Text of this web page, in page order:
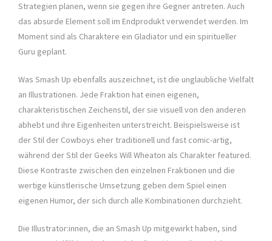
Strategien planen, wenn sie gegen ihre Gegner antreten. Auch
das absurde Element soll im Endprodukt verwendet werden. Im
Moment sind als Charaktere ein Gladiator und ein spiritueller
Guru geplant.
Was Smash Up ebenfalls auszeichnet, ist die unglaubliche Vielfalt
an Illustrationen. Jede Fraktion hat einen eigenen,
charakteristischen Zeichenstil, der sie visuell von den anderen
abhebt und ihre Eigenheiten unterstreicht. Beispielsweise ist
der Stil der Cowboys eher traditionell und fast comic-artig,
während der Stil der Geeks Will Wheaton als Charakter featured.
Diese Kontraste zwischen den einzelnen Fraktionen und die
wertige künstlerische Umsetzung geben dem Spiel einen
eigenen Humor, der sich durch alle Kombinationen durchzieht.
Die Illustrator:innen, die an Smash Up mitgewirkt haben, sind